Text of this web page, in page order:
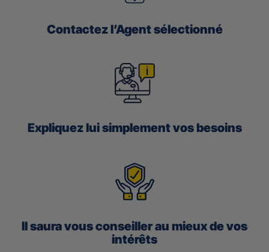
Contactezl’Agent sélectionné
Expliquezlui simplement vosbesoins
Il saura vousconseillerau mieux devos
intérêts